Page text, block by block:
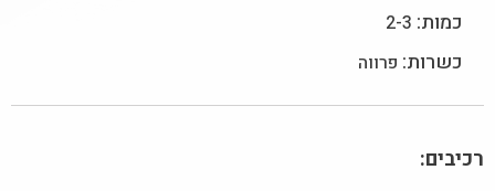
כמות: 2-3
כשרות: פרווה
רכיבים: